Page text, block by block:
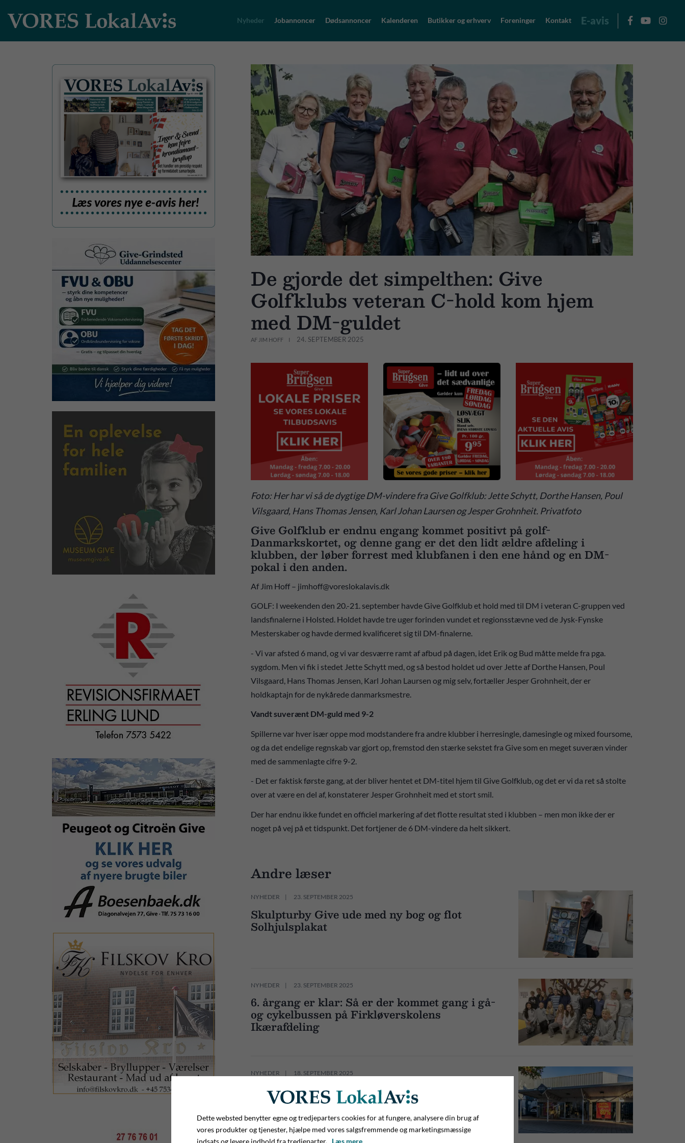
Nyheder Jobannoncer Dødsannoncer Kalenderen Butikker og erhverv Foreninger Kontakt E-avis
De gjorde det simpelthen: Give
Golfklubs veteran C-hold kom hjem
med DM-guldet
AF JIM HOFF 24. SEPTEMBER 2025
Foto: Her har vi så de dygtige DM-vindere fra Give Golfklub: Jette Schytt, Dorthe Hansen, Poul
Vilsgaard, Hans Thomas Jensen, Karl Johan Laursen og Jesper Grohnheit. Privatfoto
Give Golfklub er endnu engang kommet positivt på golf-
Danmarkskortet, og denne gang er det den lidt ældre afdeling i
klubben, der løber forrest med klubfanen i den ene hånd og en DM-
pokal i den anden.
Af Jim Hoff – jimhoff@voreslokalavis.dk
GOLF: I weekenden den 20.-21. september havde Give Golfklub et hold med til DM i veteran C-gruppen ved
landsfinalerne i Holsted. Holdet havde tre uger forinden vundet et regionsstævne ved de Jysk-Fynske
Mesterskaber og havde dermed kvalificeret sig til DM-finalerne.
- Vi var afsted 6 mand, og vi var desværre ramt af afbud på dagen, idet Erik og Bud måtte melde fra pga.
sygdom. Men vi fik i stedet Jette Schytt med, og så bestod holdet ud over Jette af Dorthe Hansen, Poul
Vilsgaard, Hans Thomas Jensen, Karl Johan Laursen og mig selv, fortæller Jesper Grohnheit, der er
holdkaptajn for de nykårede danmarksmestre.
Vandt suverænt DM-guld med 9-2
Spillerne var hver især oppe mod modstandere fra andre klubber i herresingle, damesingle og mixed foursome,
og da det endelige regnskab var gjort op, fremstod den stærke sekstet fra Give som en meget suveræn vinder
med de sammenlagte cifre 9-2.
- Det er faktisk første gang, at der bliver hentet et DM-titel hjem til Give Golfklub, og det er vi da ret så stolte
over at være en del af, konstaterer Jesper Grohnheit med et stort smil.
Der har endnu ikke fundet en officiel markering af det flotte resultat sted i klubben – men mon ikke der er
noget på vej på et tidspunkt. Det fortjener de 6 DM-vindere da helt sikkert.
Andre læser
NYHEDER 23. SEPTEMBER 2025
Skulpturby Give ude med ny bog og flot
Solhjulsplakat
NYHEDER 23. SEPTEMBER 2025
6. årgang er klar: Så er der kommet gang i gå-
og cykelbussen på Firkløverskolens
Ikærafdeling
NYHEDER 18. SEPTEMBER 2025
Efter 9 år i Give er det slut: Boutique Mary
lukker!
Dette websted benytter egne og tredjeparters cookies for at fungere, analysere din brug af
vores produkter og tjenester, hjælpe med vores salgsfremmende og marketingsmæssige
indsats og levere indhold fra tredjeparter. Læs mere